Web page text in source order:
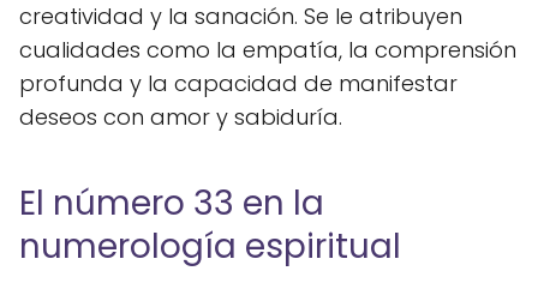
creatividad y la sanación. Se le atribuyen
cualidades como la empatía, la comprensión
profunda y la capacidad de manifestar
deseos con amor y sabiduría.
El número 33 en la
numerología espiritual